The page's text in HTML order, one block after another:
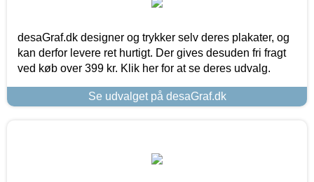
desaGraf.dk designer og trykker selv deres plakater, og
kan derfor levere ret hurtigt. Der gives desuden fri fragt
ved køb over 399 kr. Klik her for at se deres udvalg.
Se udvalget på desaGraf.dk